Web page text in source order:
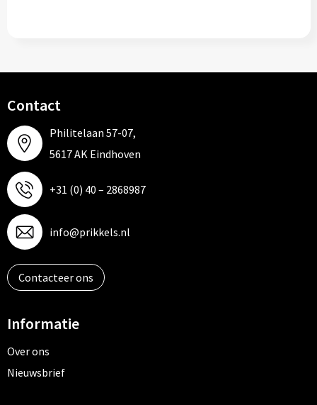
Contact
Philitelaan 57-07,
5617 AK Eindhoven
+31 (0) 40 – 2868987
info@prikkels.nl
Contacteer ons
Informatie
Over ons
Nieuwsbrief